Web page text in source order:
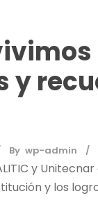
y
By wp-admin
y
y los